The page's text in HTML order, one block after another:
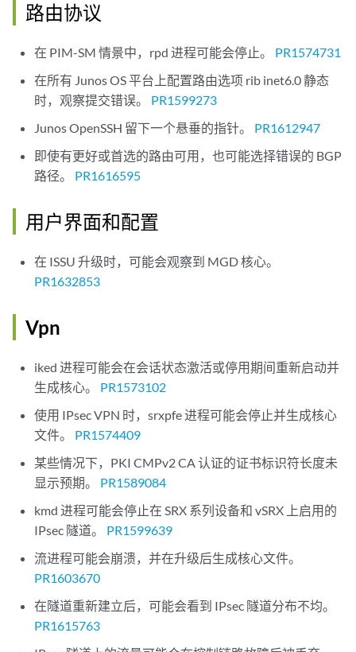
路由协议
在 PIM-SM 情景中，rpd 进程可能会停止。 PR1574731
在所有 Junos OS 平台上配置路由选项 rib inet6.0 静态
时，观察提交错误。 PR1599273
Junos OpenSSH 留下一个悬垂的指针。 PR1612947
即使有更好或首选的路由可用，也可能选择错误的 BGP
路径。 PR1616595
用户界面和配置
在 ISSU 升级时，可能会观察到 MGD 核心。
PR1632853
Vpn
iked 进程可能会在会话状态激活或停用期间重新启动并
生成核心。 PR1573102
使用 IPsec VPN 时，srxpfe 进程可能会停止并生成核心
文件。 PR1574409
某些情况下，PKI CMPv2 CA 认证的证书标识符长度未
显示预期。 PR1589084
kmd 进程可能会停止在 SRX 系列设备和 vSRX 上启用的
IPsec 隧道。 PR1599639
流进程可能会崩溃，并在升级后生成核心文件。
PR1603670
在隧道重新建立后，可能会看到 IPsec 隧道分布不均。
PR1615763